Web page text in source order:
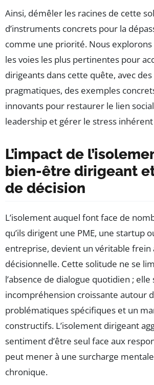
Ainsi, démêler les racines de cette
d’instruments concrets pour la
comme une priorité. Nous explorons
les voies les plus pertinentes pour
dirigeants dans cette quête, avec
pragmatiques, des exemples
innovants pour restaurer le lien
leadership et gérer le stress
L’impact de
bien-être dirigeant
de décision
L’isolement auquel font face de
qu’ils dirigent une PME, une startup
entreprise, devient un véritable frein
décisionnelle. Cette solitude ne se
l’absence de dialogue quotidien ;
incompréhension croissante autour
problématiques spécifiques et un
constructifs. L’isolement dirigeant
sentiment d’être seul face aux
peut mener à une surcharge
chronique.